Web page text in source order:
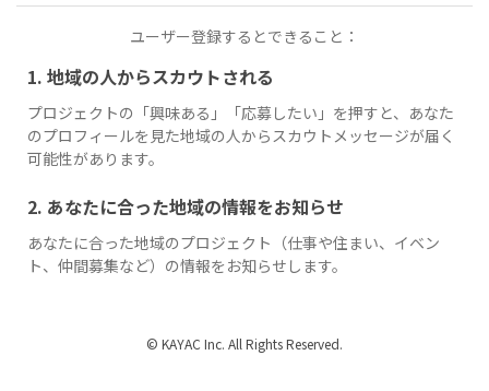
ユーザー登録するとできること：
1. 地域の人からスカウトされる
プロジェクトの「興味ある」「応募したい」を押すと、あなた
のプロフィールを見た地域の人からスカウトメッセージが届く
可能性があります。
2. あなたに合った地域の情報をお知らせ
あなたに合った地域のプロジェクト（仕事や住まい、イベン
ト、仲間募集など）の情報をお知らせします。
© KAYAC Inc. All Rights Reserved.